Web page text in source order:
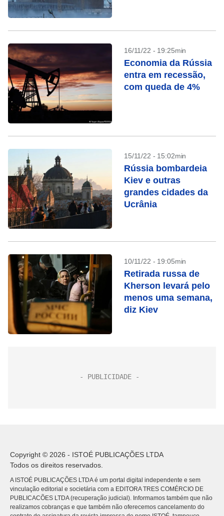
16/11/22 - 19:25min
Economia da Rússia
entra em recessão,
com queda de 4%
15/11/22 - 15:02min
Rússia bombardeia
Kiev e outras
grandes cidades da
Ucrânia
10/11/22 - 19:05min
Retirada russa de
Kherson levará pelo
menos uma semana,
diz Kiev
Copyright © 2026 - ISTOÉ PUBLICAÇÕES LTDA
Todos os direitos reservados.
A ISTOÉ PUBLICAÇÕES LTDA é um portal digital independente e sem
vinculação editorial e societária com a EDITORA TRES COMÉRCIO DE
PUBLICACÕES LTDA (recuperação judicial). Informamos também que não
realizamos cobranças e que também não oferecemos cancelamento do